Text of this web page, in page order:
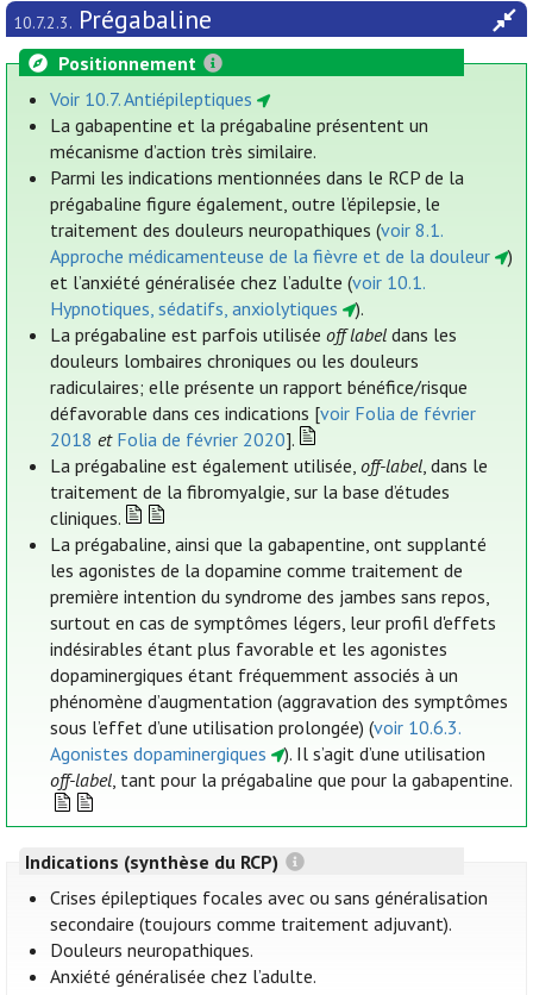
10.7.2.3. Prégabaline
Positionnement
Voir 10.7. Antiépileptiques
La gabapentine et la prégabaline présentent un
mécanisme d’action très similaire.
Parmi les indications mentionnées dans le RCP de la
prégabaline figure également, outre l’épilepsie, le
traitement des douleurs neuropathiques (voir 8.1.
Approche médicamenteuse de la fièvre et de la douleur
)
et l’anxiété généralisée chez l’adulte (voir 10.1.
Hypnotiques, sédatifs, anxiolytiques
).
La prégabaline est parfois utiliséeoff label dans les
douleurs lombaires chroniques ou les douleurs
radiculaires; elle présente un rapport bénéfice/risque
défavorable dans ces indications [voir Folia de février
2018 et Folia de février 2020].
La prégabaline est également utilisée,off-label, dans le
traitement de la fibromyalgie, sur la base d’études
cliniques.
La prégabaline, ainsi que la gabapentine, ont supplanté
les agonistes de la dopamine comme traitement de
première intention du syndrome des jambes sans repos,
surtout en cas de symptômes légers, leur profil d'effets
indésirables étant plus favorable et les agonistes
dopaminergiques étant fréquemment associés à un
phénomène d’augmentation (aggravation des symptômes
sous l’effet d’une utilisation prolongée) (voir 10.6.3.
Agonistes dopaminergiques
). Il s’agit d’une utilisation
off-label, tant pour la prégabaline que pour la gabapentine.
Indications (synthèse du RCP)
Crises épileptiques focales avec ou sans généralisation
secondaire (toujours comme traitement adjuvant).
Douleurs neuropathiques.
Anxiété généralisée chez l’adulte.